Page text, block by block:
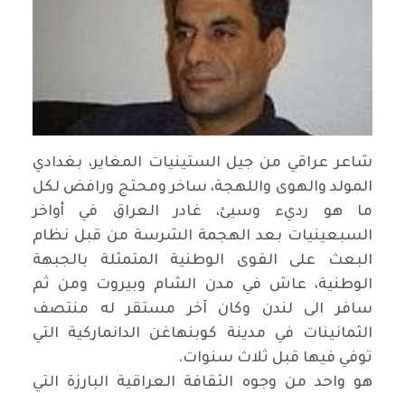
شاعر عراقي من جيل الستينيات المغاير، بغدادي
المولد والهوى واللهجة، ساخر ومحتج ورافض لكل
ما هو رديء وسيئ، غادر العراق في أواخر
السبعينيات بعد الهجمة الشرسة من قبل نظام
البعث على القوى الوطنية المتمثلة بالجبهة
الوطنية، عاش في مدن الشام وبيروت ومن ثم
سافر الى لندن وكان آخر مستقر له منتصف
الثمانينات في مدينة كوبنهاغن الدانماركية التي
توفي فيها قبل ثلاث سنوات.
هو واحد من وجوه الثقافة العراقية البارزة التي